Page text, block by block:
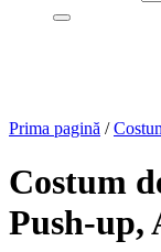
Prima pagină /
Costum
Push-up,